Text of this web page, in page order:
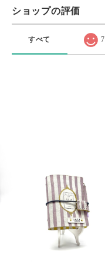
ショップの評価
すべて 7